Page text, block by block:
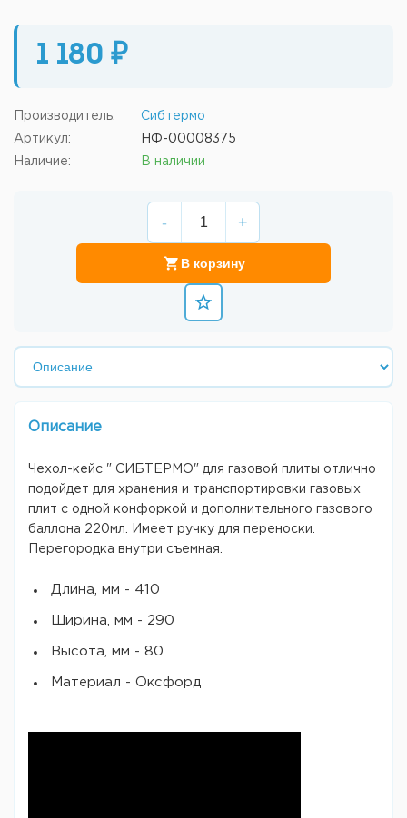
1 180 ₽
Производитель: Сибтермо
Артикул: НФ-00008375
Наличие: В наличии
- +
В корзину
Описание
Чехол-кейс " СИБТЕРМО" для газовой плиты отлично
подойдет для хранения и транспортировки газовых
плит с одной конфоркой и дополнительного газового
баллона 220мл. Имеет ручку для переноски.
Перегородка внутри съемная.
Длина, мм - 410
Ширина, мм - 290
Высота, мм - 80
Материал - Оксфорд